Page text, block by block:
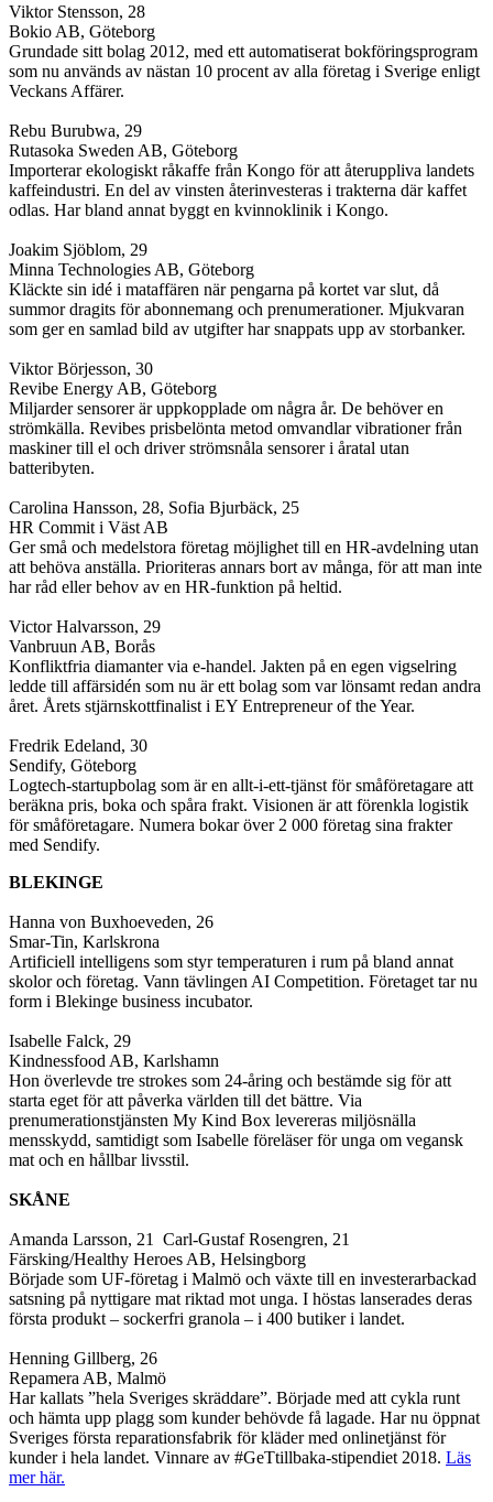
Viktor Stensson, 28
Bokio AB, Göteborg
Grundade sitt bolag 2012, med ett automatiserat bokföringsprogram
som nu används av nästan 10 procent av alla företag i Sverige enligt
Veckans Affärer.
Rebu Burubwa, 29
Rutasoka Sweden AB, Göteborg
Importerar ekologiskt råkaffe från Kongo för att återuppliva landets
kaffeindustri. En del av vinsten återinvesteras i trakterna där kaffet
odlas. Har bland annat byggt en kvinnoklinik i Kongo.
Joakim Sjöblom, 29
Minna Technologies AB, Göteborg
Kläckte sin idé i mataffären när pengarna på kortet var slut, då
summor dragits för abonnemang och prenumerationer. Mjukvaran
som ger en samlad bild av utgifter har snappats upp av storbanker.
Viktor Börjesson, 30
Revibe Energy AB, Göteborg
Miljarder sensorer är uppkopplade om några år. De behöver en
strömkälla. Revibes prisbelönta metod omvandlar vibrationer från
maskiner till el och driver strömsnåla sensorer i åratal utan
batteribyten.
Carolina Hansson, 28, Sofia Bjurbäck, 25
HR Commit i Väst AB
Ger små och medelstora företag möjlighet till en HR-avdelning utan
att behöva anställa. Prioriteras annars bort av många, för att man inte
har råd eller behov av en HR-funktion på heltid.
Victor Halvarsson, 29
Vanbruun AB, Borås
Konfliktfria diamanter via e-handel. Jakten på en egen vigselring
ledde till affärsidén som nu är ett bolag som var lönsamt redan andra
året. Årets stjärnskottfinalist i EY Entrepreneur of the Year.
Fredrik Edeland, 30
Sendify, Göteborg
Logtech-startupbolag som är en allt-i-ett-tjänst för småföretagare att
beräkna pris, boka och spåra frakt. Visionen är att förenkla logistik
för småföretagare. Numera bokar över 2 000 företag sina frakter
med Sendify.
BLEKINGE
Hanna von Buxhoeveden, 26
Smar-Tin, Karlskrona
Artificiell intelligens som styr temperaturen i rum på bland annat
skolor och företag. Vann tävlingen AI Competition. Företaget tar nu
form i Blekinge business incubator.
Isabelle Falck, 29
Kindnessfood AB, Karlshamn
Hon överlevde tre strokes som 24-åring och bestämde sig för att
starta eget för att påverka världen till det bättre. Via
prenumerationstjänsten My Kind Box levereras miljösnälla
mensskydd, samtidigt som Isabelle föreläser för unga om vegansk
mat och en hållbar livsstil.
SKÅNE
Amanda Larsson, 21 Carl-Gustaf Rosengren, 21
Färsking/Healthy Heroes AB, Helsingborg
Började som UF-företag i Malmö och växte till en investerarbackad
satsning på nyttigare mat riktad mot unga. I höstas lanserades deras
första produkt – sockerfri granola – i 400 butiker i landet.
Henning Gillberg, 26
Repamera AB, Malmö
Har kallats ”hela Sveriges skräddare”. Började med att cykla runt
och hämta upp plagg som kunder behövde få lagade. Har nu öppnat
Sveriges första reparationsfabrik för kläder med onlinetjänst för
kunder i hela landet. Vinnare av #GeTtillbaka-stipendiet 2018. Läs
mer här.